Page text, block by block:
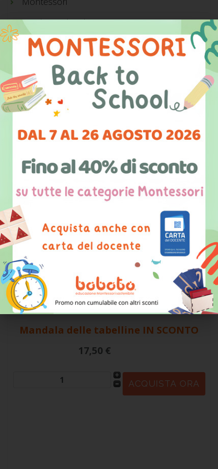
Bambini e digitale
Tutorial
Laboratori
Educazione
Eventi
Mandala delle tabelline IN SCONTO
17,50 €